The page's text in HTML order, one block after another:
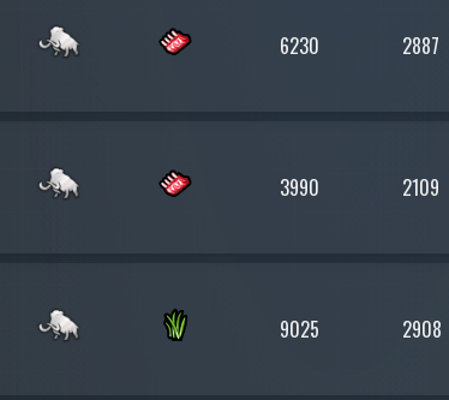
6230 2887
3990 2109
9025 2908